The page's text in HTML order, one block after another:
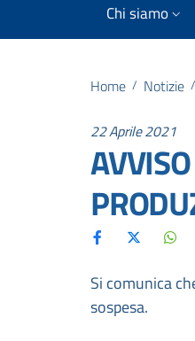
Chi siamo
Home / Notizie /
22 Aprile 2021
Si comunica
sospesa.